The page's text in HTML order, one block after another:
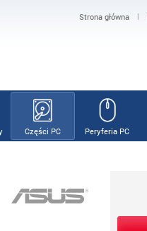
Strona główna |
Części PC Peryferia PC